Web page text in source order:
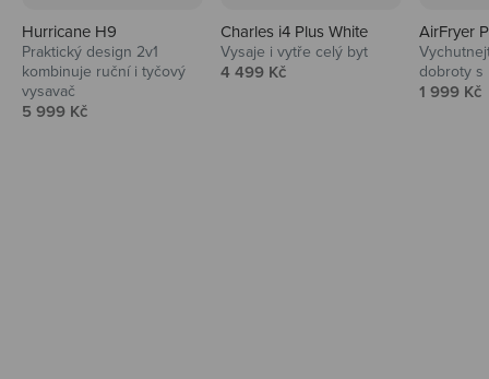
Hurricane H9
Praktický design 2v1
kombinuje ruční i tyčový
vysavač
Prodejní cena
5 999 Kč
Charles i4 Plus White
Vysaje i vytře celý byt
Prodejní cena
4 499 Kč
AirFryer
dobroty s
Prodejní
1 999 Kč
Audio
Niceboy sluchátka a repráky ti padnou
do noty.